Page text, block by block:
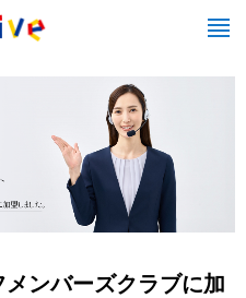
ンバーズクラブに加